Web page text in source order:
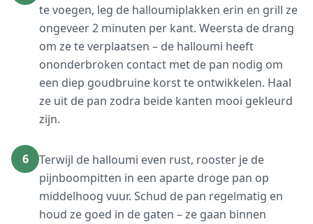
te voegen, leg de halloumiplakken erin en grill ze
ongeveer 2 minuten per kant. Weersta de drang
om ze te verplaatsen – de halloumi heeft
ononderbroken contact met de pan nodig om
een diep goudbruine korst te ontwikkelen. Haal
ze uit de pan zodra beide kanten mooi gekleurd
zijn.
6
Terwijl de halloumi even rust, rooster je de
pijnboompitten in een aparte droge pan op
middelhoog vuur. Schud de pan regelmatig en
houd ze goed in de gaten – ze gaan binnen